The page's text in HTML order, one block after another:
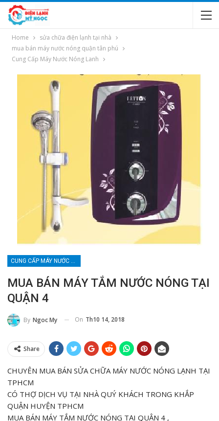
Home
sửa chữa điện lạnh tại nhà
mua bán máy nước nóng quận tân phú
Cung Cấp Máy Nước Nóng Lanh
CUNG CẤP MÁY NƯỚC NÓNG LANH
MUA BÁN MÁY TẮM NƯỚC NÓNG TẠI
QUẬN 4
By Ngoc My On Th10 14, 2018
Share
CHUYÊN MUA BÁN SỬA CHỮA MÁY NƯỚC NÓNG LẠNH TẠI
TPHCM
CÓ THỢ DỊCH VỤ TẠI NHÀ QUÝ KHÁCH TRONG KHẮP
QUẬN HUYỆN TPHCM
MUA BÁN MÁY TẮM NƯỚC NÓNG TẠI QUẬN 4 ,